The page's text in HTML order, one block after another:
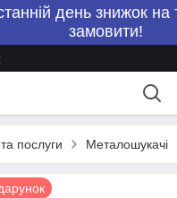
день знижок на
замовити!
послуги Металошукачі